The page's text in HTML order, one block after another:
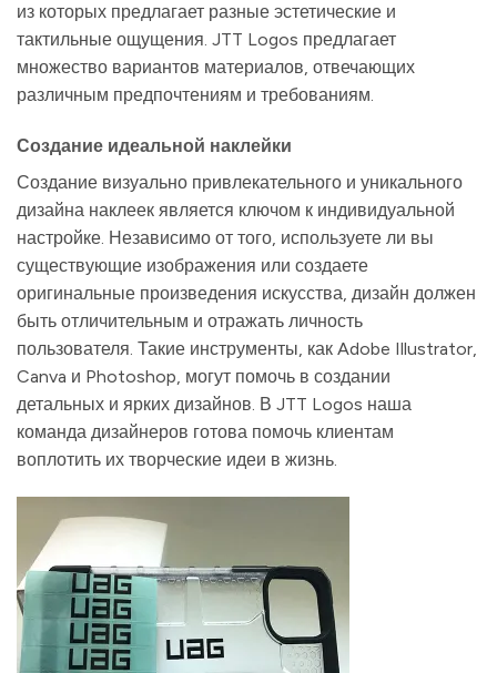
из которых предлагает разные эстетические и
тактильные ощущения. JTT Logos предлагает
множество вариантов материалов, отвечающих
различным предпочтениям и требованиям.
Создание идеальной наклейки
Создание визуально привлекательного и уникального
дизайна наклеек является ключом к индивидуальной
настройке. Независимо от того, используете ли вы
существующие изображения или создаете
оригинальные произведения искусства, дизайн должен
быть отличительным и отражать личность
пользователя. Такие инструменты, как Adobe Illustrator,
Canva и Photoshop, могут помочь в создании
детальных и ярких дизайнов. В JTT Logos наша
команда дизайнеров готова помочь клиентам
воплотить их творческие идеи в жизнь.